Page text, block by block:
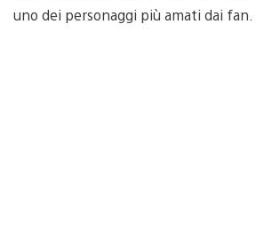
uno dei personaggi più amati dai fan.